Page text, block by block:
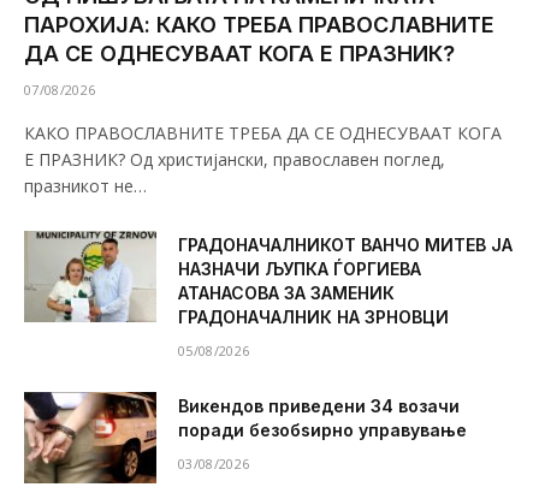
ПАРОХИЈА: КАКО ТРЕБА ПРАВОСЛАВНИТЕ
ДА СЕ ОДНЕСУВААТ КОГА Е ПРАЗНИК?
07/08/2026
КАКО ПРАВОСЛАВНИТЕ ТРЕБА ДА СЕ ОДНЕСУВААТ КОГА
Е ПРАЗНИК? Од христијански, православен поглед,
празникот не…
ГРАДОНАЧАЛНИКОТ ВАНЧО МИТЕВ ЈА
НАЗНАЧИ ЉУПКА ЃОРГИЕВА
АТАНАСОВА ЗА ЗАМЕНИК
ГРАДОНАЧАЛНИК НА ЗРНОВЦИ
05/08/2026
Викендов приведени 34 возачи
поради безобѕирно управување
03/08/2026